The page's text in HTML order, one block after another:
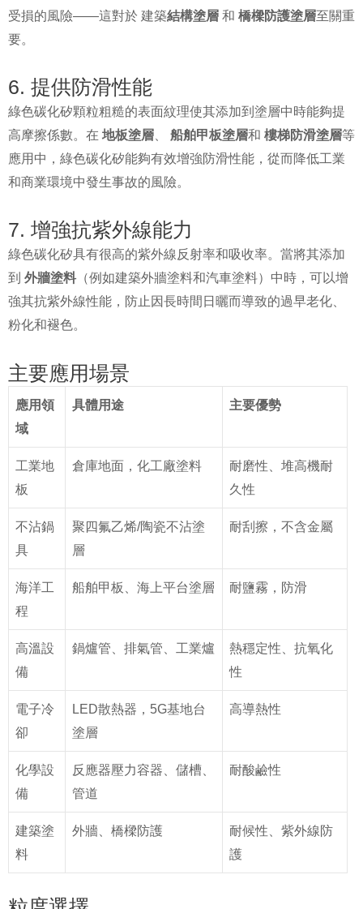
受損的風險——這對於 建築結構塗層 和 橋樑防護塗層至關重
要。
6. 提供防滑性能
綠色碳化矽顆粒粗糙的表面紋理使其添加到塗層中時能夠提
高摩擦係數。在 地板塗層 船舶甲板塗層和 樓梯防滑塗層等
應用中，綠色碳化矽能夠有效增強防滑性能，從而降低工業
和商業環境中發生事故的風險。
7. 增強抗紫外線能力
綠色碳化矽具有很高的紫外線反射率和吸收率。當將其添加
到 外牆塗料 （例如建築外牆塗料和汽車塗料）中時，可以增
強其抗紫外線性能，防止因長時間日曬而導致的過早老化、
粉化和褪色。
主要應用場景
應用領
域
具體用途 主要優勢
工業地
板
倉庫地面，化工廠塗料
耐磨性、堆高機耐
久性
不沾鍋
具
聚四氟乙烯/陶瓷不沾塗
層
耐刮擦，不含金屬
海洋工
程
船舶甲板、海上平台塗層 耐鹽霧，防滑
高溫設
備
鍋爐管、排氣管、工業爐
熱穩定性、抗氧化
性
電子冷
卻
LED散熱器，5G基地台
塗層
高導熱性
化學設
備
反應器壓力容器、儲槽、
管道
耐酸鹼性
建築塗
料
外牆、橋樑防護
耐候性、紫外線防
護